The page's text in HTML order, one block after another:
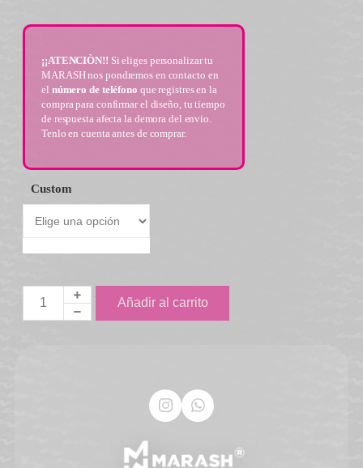
¡¡ATENCIÒN!! Si eliges personalizar tu
MARASH nos pondremos en contacto en
el número de teléfono que registres en la
compra para confirmar el diseño, tu tiempo
de respuesta afecta la demora del envio.
Tenlo en cuenta antes de comprar.
Custom
Añadir al carrito